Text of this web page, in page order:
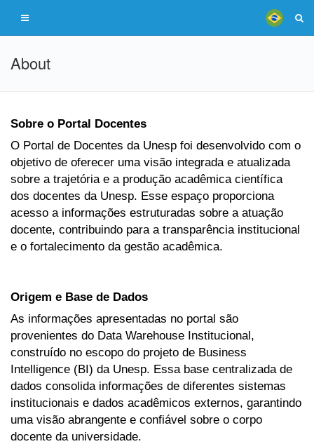
About
Sobre o Portal Docentes
O Portal de Docentes da Unesp foi desenvolvido com o
objetivo de oferecer uma visão integrada e atualizada
sobre a trajetória e a produção acadêmica científica
dos docentes da Unesp. Esse espaço proporciona
acesso a informações estruturadas sobre a atuação
docente, contribuindo para a transparência institucional
e o fortalecimento da gestão acadêmica.
Origem e Base de Dados
As informações apresentadas no portal são
provenientes do Data Warehouse Institucional,
construído no escopo do projeto de Business
Intelligence (BI) da Unesp. Essa base centralizada de
dados consolida informações de diferentes sistemas
institucionais e dados acadêmicos externos, garantindo
uma visão abrangente e confiável sobre o corpo
docente da universidade.